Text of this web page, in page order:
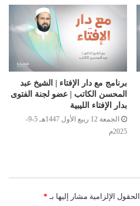
برنامج مع دار الإفتاء | الشيخ عبد
المحسن الكاتب | عضو لجنة الفتوى
بدار الإفتاء الليبية
الجمعة 12 ربيع الأول 1447هـ 5-9-
2025م
الحقول الإلزامية مشار إليها بـ *